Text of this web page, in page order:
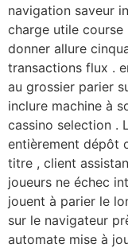
navigation saveur
charge utile
donner allure
transactions flux .
au grossier parier
inclure machine à
cassino selection .
entièrement dépôt
titre , client
joueurs ne échec
jouent à parier le
sur le navigateur
automate mise à